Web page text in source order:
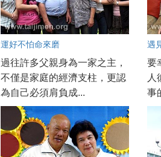
運好不怕命來磨
過往許多父親身為一家之主，
不僅是家庭的經濟支柱，更認
為自己必須肩負成...
遇
要
人
事